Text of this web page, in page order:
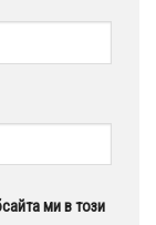
ми в този